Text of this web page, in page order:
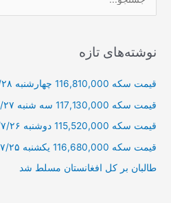
ب
ر
ا
نوشته‌های تازه
قیمت سکه 116,810,000 چهارشنبه ۱۴۰۰/۷/۲۸
قیمت سکه 117,130,000 سه شنبه ۱۴۰۰/۷/۲۷
قیمت سکه 115,520,000 دوشنبه ۱۴۰۰/۷/۲۶
قیمت سکه 116,680,000 یکشنبه ۱۴۰۰/۷/۲۵
طالبان بر كل افغانستان مسلط شد